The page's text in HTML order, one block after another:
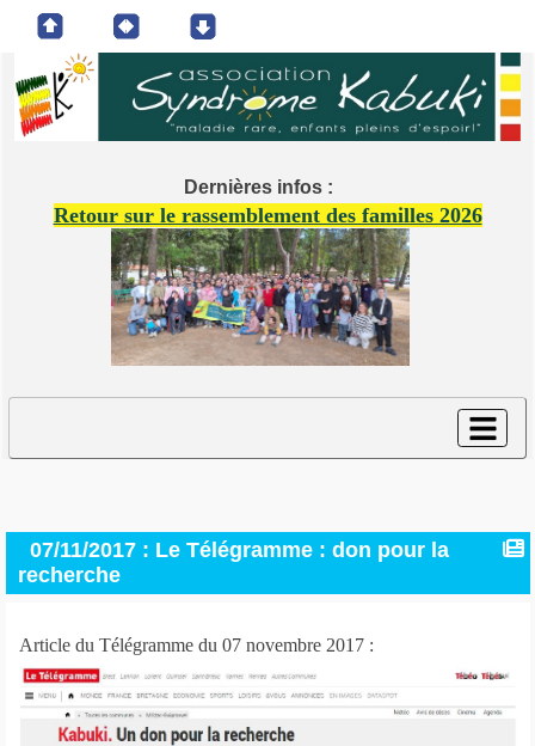
Dernières infos :
Retour sur le rassemblement des familles 2026
07/11/2017 : Le Télégramme : don pour la
recherche
Article du Télégramme du 07 novembre 2017 :